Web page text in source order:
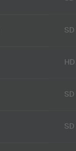
SD
HD
SD
SD